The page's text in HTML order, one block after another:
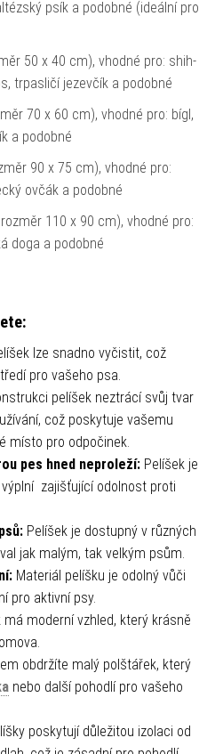
psík a podobné (ideální pro
50 x 40 cm), vhodné pro: shih-
trpasličí jezevčík a podobné
70 x 60 cm), vhodné pro: bígl,
a podobné
90 x 75 cm), vhodné pro:
ovčák a podobné
110 x 90 cm), vhodné pro:
doga a podobné
lze snadno vyčistit, což
pro vašeho psa.
pelíšek neztrácí svůj tvar
což poskytuje vašemu
místo pro odpočinek.
pes hned neproleží: Pelíšek je
zajišťující odolnost proti
Pelíšek je dostupný v různých
jak malým, tak velkým psům.
Materiál pelíšku je odolný vůči
pro aktivní psy.
má moderní vzhled, který krásně
obdržíte malý polštářek, který
nebo další pohodlí pro vašeho
poskytují důležitou izolaci od